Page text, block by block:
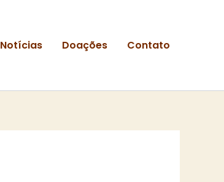
Notícias Doações Contato